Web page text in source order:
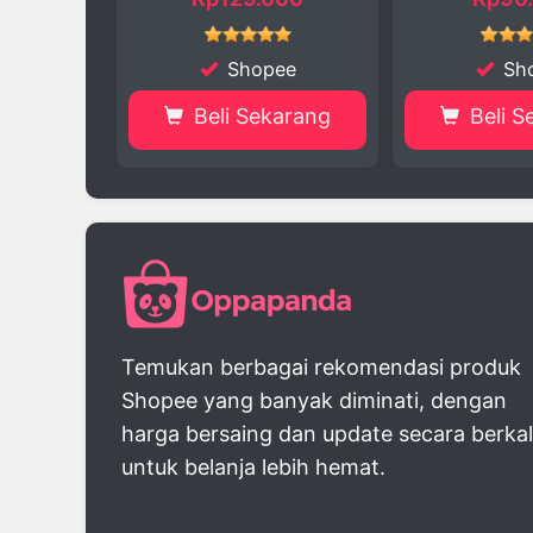
Beli Sekarang
Temukan berbagai rekomendasi produk
Shopee yang banyak diminati, dengan
harga bersaing dan update secara
untuk belanja lebih hemat.